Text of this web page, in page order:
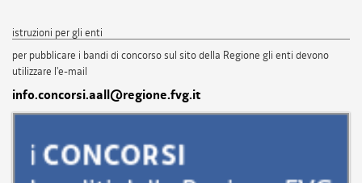
istruzioni per gli enti
per pubblicare i bandi di concorso sul sito della Regione gli enti devono
utilizzare l'e-mail
info.concorsi.aall@regione.fvg.it